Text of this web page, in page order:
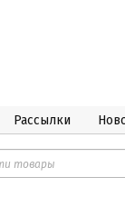
Рассылки